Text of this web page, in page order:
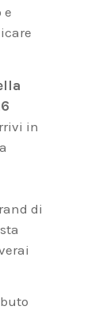
e
in
di